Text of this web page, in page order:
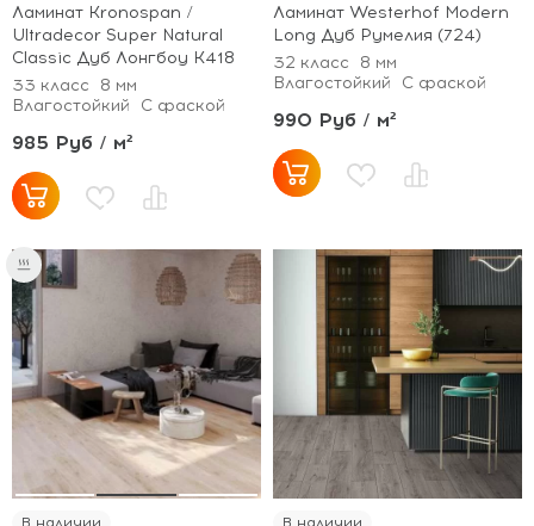
Ламинат Kronospan /
Ultradecor Super Natural
Classic Дуб Лонгбоу K418
33 класс
8 мм
Влагостойкий
С фаской
985 Руб / м²
Ламинат Westerhof Modern
Long Дуб Румелия (724)
32 класс
8 мм
Влагостойкий
С фаской
990 Руб / м²
В наличии В наличии